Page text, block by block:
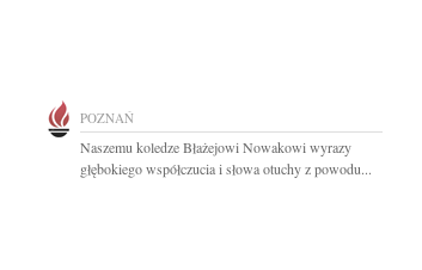
POZNAŃ
Naszemu koledze Błażejowi Nowakowi wyrazy
głębokiego współczucia i słowa otuchy z powodu...